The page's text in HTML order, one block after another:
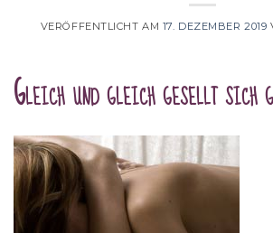
VERÖFFENTLICHT AM 17. DEZEMBER 2019
Gleich und gleich gesellt sich